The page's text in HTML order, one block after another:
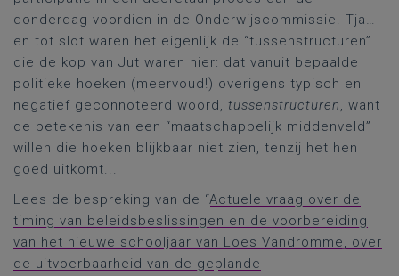
donderdag voordien in de Onderwijscommissie. Tja…
en tot slot waren het eigenlijk de “tussenstructuren”
die de kop van Jut waren hier: dat vanuit bepaalde
politieke hoeken (meervoud!) overigens typisch en
negatief geconnoteerd woord, tussenstructuren, want
de betekenis van een “maatschappelijk middenveld”
willen die hoeken blijkbaar niet zien, tenzij het hen
goed uitkomt...
Lees de bespreking van de “Actuele vraag over de
timing van beleidsbeslissingen en de voorbereiding
van het nieuwe schooljaar van Loes Vandromme, over
de uitvoerbaarheid van de geplande